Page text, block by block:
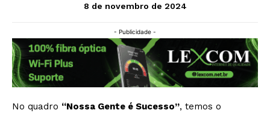
8 de novembro de 2024
- Publicidade -
No quadro “Nossa Gente é Sucesso”, temos o